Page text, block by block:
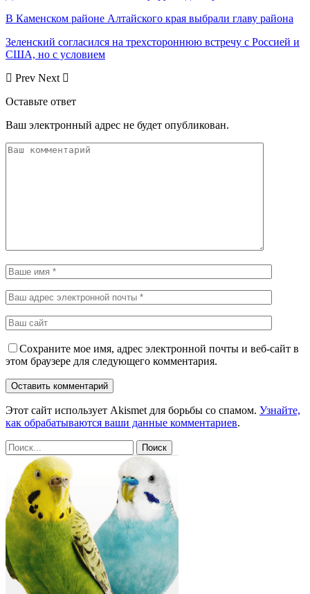
В Каменском районе Алтайского края выбрали главу района
Зеленский согласился на трехстороннюю встречу с Россией и
США, но с условием
Prev Next
Оставьте ответ
Ваш электронный адрес не будет опубликован.
Сохраните мое имя, адрес электронной почты и веб-сайт в
этом браузере для следующего комментария.
Этот сайт использует Akismet для борьбы со спамом. Узнайте,
как обрабатываются ваши данные комментариев.